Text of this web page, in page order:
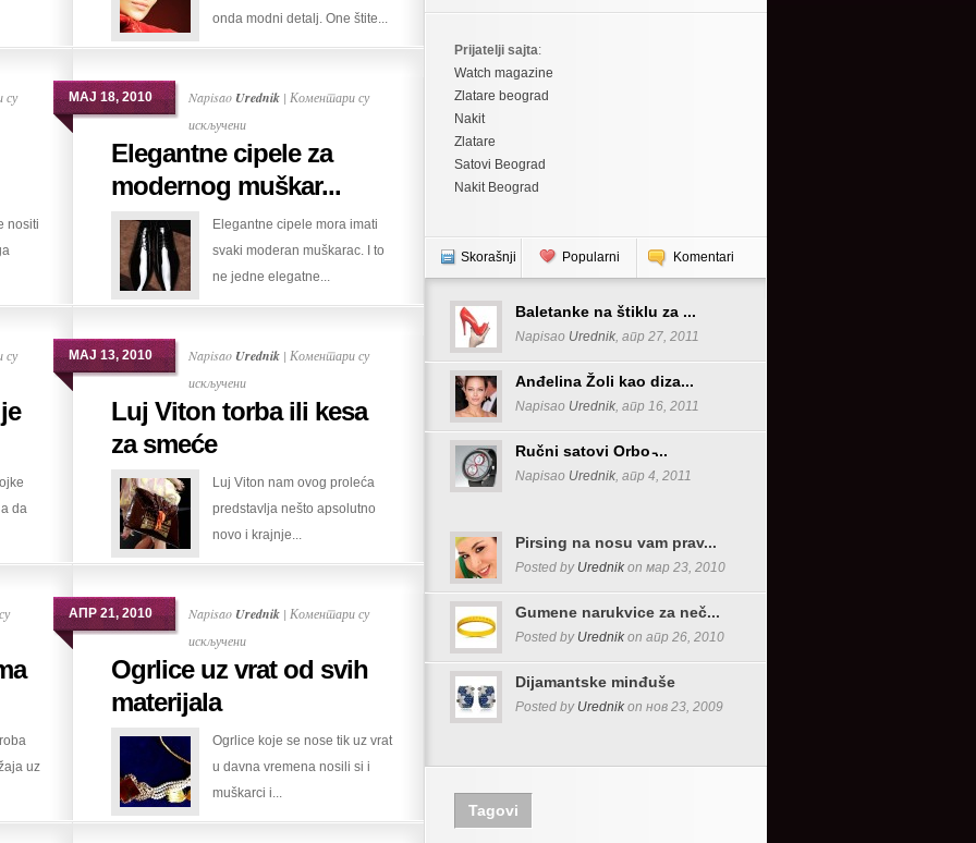
zimu
onda modni detalj. One štite...
су
nositi
МАЈ 18, 2010 Napisao Urednik | Коментари су
искљученина
Elegantne
modernog
muškarca
Elegantne cipele za
modernog muškar...
Elegantne cipele mora imati
svaki moderan muškarac. I to
ne jedne elegatne...
су
da
МАЈ 13, 2010 Napisao Urednik | Коментари су
искљученина
Luj
ili
kesa
za
smeće
Luj Viton torba ili kesa
za smeće
Luj Viton nam ovog proleća
predstavlja nešto apsolutno
novo i krajnje...
uz
АПР 21, 2010 Napisao Urednik | Коментари су
искљученина
Ogrlice
od
svih
materijala
Ogrlice uz vrat od svih
materijala
Ogrlice koje se nose tik uz vrat
u davna vremena nosili si i
muškarci i...
Prijatelji sajta:
Watch magazine
Zlatare beograd
Nakit
Zlatare
Satovi Beograd
Nakit Beograd
Skorašnji Popularni Komentari
Baletanke na štiklu za ...
Napisao Urednik, апр 27, 2011
Anđelina Žoli kao diza...
Napisao Urednik, апр 16, 2011
Ručni satovi Orbo ̵...
Napisao Urednik, апр 4, 2011
Pirsing na nosu vam prav...
Posted by Urednik on мар 23, 2010
Gumene narukvice za neč...
Posted by Urednik on апр 26, 2010
Dijamantske minđuše
Posted by Urednik on нов 23, 2009
Tagovi